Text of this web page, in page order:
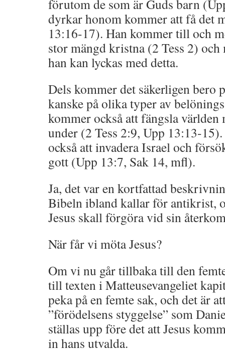
förutom de som är Guds barn
dyrkar honom kommer att få det
13:16-17). Han kommer till och
stor mängd kristna (2 Tess 2)
han kan lyckas med detta.
Dels kommer det säkerligen bero
kanske på olika typer av
kommer också att fängsla världen
under (2 Tess 2:9, Upp 13:13-
också att invadera Israel och
gott (Upp 13:7, Sak 14, mfl).
Ja, det var en kortfattad
Bibeln ibland kallar för antikrist,
Jesus skall förgöra vid sin
När får vi möta Jesus?
Om vi nu går tillbaka till den
till texten i Matteusevangeliet
peka på en femte sak, och det är
”förödelsens styggelse” som
ställas upp före det att Jesus
in hans utvalda.